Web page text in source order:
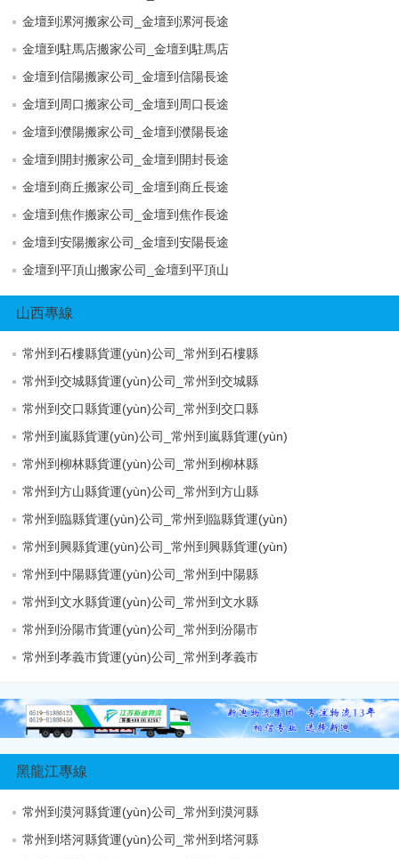
金壇到漯河搬家公司_金壇到漯河長途
金壇到駐馬店搬家公司_金壇到駐馬店
金壇到信陽搬家公司_金壇到信陽長途
金壇到周口搬家公司_金壇到周口長途
金壇到濮陽搬家公司_金壇到濮陽長途
金壇到開封搬家公司_金壇到開封長途
金壇到商丘搬家公司_金壇到商丘長途
金壇到焦作搬家公司_金壇到焦作長途
金壇到安陽搬家公司_金壇到安陽長途
金壇到平頂山搬家公司_金壇到平頂山
山西專線
常州到石樓縣貨運(yùn)公司_常州到石樓縣
常州到交城縣貨運(yùn)公司_常州到交城縣
常州到交口縣貨運(yùn)公司_常州到交口縣
常州到嵐縣貨運(yùn)公司_常州到嵐縣貨運(yùn)
常州到柳林縣貨運(yùn)公司_常州到柳林縣
常州到方山縣貨運(yùn)公司_常州到方山縣
常州到臨縣貨運(yùn)公司_常州到臨縣貨運(yùn)
常州到興縣貨運(yùn)公司_常州到興縣貨運(yùn)
常州到中陽縣貨運(yùn)公司_常州到中陽縣
常州到文水縣貨運(yùn)公司_常州到文水縣
常州到汾陽市貨運(yùn)公司_常州到汾陽市
常州到孝義市貨運(yùn)公司_常州到孝義市
黑龍江專線
常州到漠河縣貨運(yùn)公司_常州到漠河縣
常州到塔河縣貨運(yùn)公司_常州到塔河縣